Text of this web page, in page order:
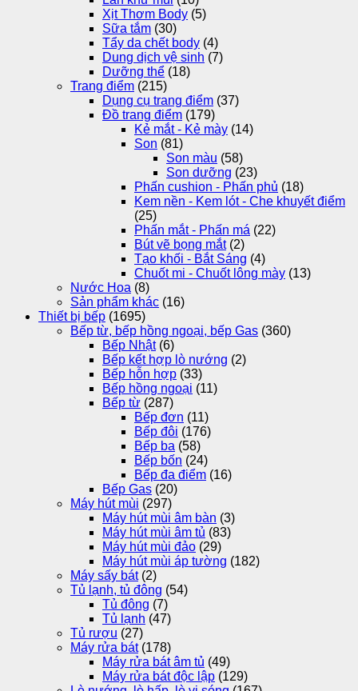
Xịt Thơm Body (5)
Sữa tắm (30)
Tẩy da chết body (4)
Dung dịch vệ sinh (7)
Dưỡng thể (18)
Trang điểm (215)
Dụng cụ trang điểm (37)
Đồ trang điểm (179)
Kẻ mắt - Kẻ mày (14)
Son (81)
Son màu (58)
Son dưỡng (23)
Phấn cushion - Phấn phủ (18)
Kem nền - Kem lót - Che khuyết điểm
(25)
Phấn mắt - Phấn má (22)
Bút vẽ bọng mắt (2)
Tạo khối - Bắt Sáng (4)
Chuốt mi - Chuốt lông mày (13)
Nước Hoa (8)
Sản phẩm khác (16)
Thiết bị bếp (1695)
Bếp từ, bếp hồng ngoại, bếp Gas (360)
Bếp Nhật (6)
Bếp kết hợp lò nướng (2)
Bếp hỗn hợp (33)
Bếp hồng ngoại (11)
Bếp từ (287)
Bếp đơn (11)
Bếp đôi (176)
Bếp ba (58)
Bếp bốn (24)
Bếp đa điểm (16)
Bếp Gas (20)
Máy hút mùi (297)
Máy hút mùi âm bàn (3)
Máy hút mùi âm tủ (83)
Máy hút mùi đảo (29)
Máy hút mùi áp tường (182)
Máy sấy bát (2)
Tủ lạnh, tủ đông (54)
Tủ đông (7)
Tủ lạnh (47)
Tủ rượu (27)
Máy rửa bát (178)
Máy rửa bát âm tủ (49)
Máy rửa bát độc lập (129)